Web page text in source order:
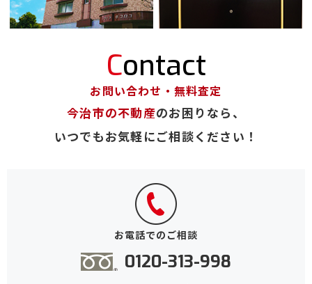
Contact
お問い合わせ・無料査定
今治市の不動産のお困りなら、
いつでもお気軽にご相談ください！
お電話でのご相談
0120-313-998